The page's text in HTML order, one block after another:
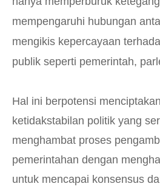
mempengaruhi hubungan
mengikis kepercayaan
publik seperti pemerintah,
Hal ini berpotensi
ketidakstabilan politik yang
menghambat proses
pemerintahan dengan
untuk mencapai konsensus